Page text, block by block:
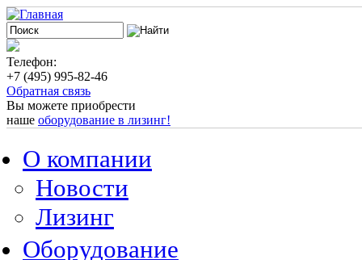
Телефон:
+7 (495) 995-82-46
Обратная связь
Вы можете приобрести
наше оборудование в лизинг!
О компании
Новости
Лизинг
Оборудование